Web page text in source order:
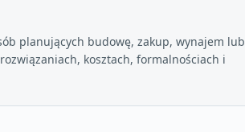
planujących budowę, zakup, wynajem lub
kosztach, formalnościach i